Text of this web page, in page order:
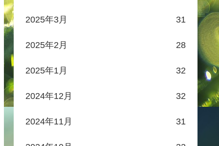
2025年3月 31
2025年2月 28
2025年1月 32
2024年12月 32
2024年11月 31